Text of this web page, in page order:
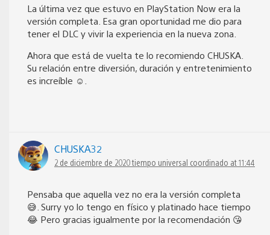
La última vez que estuvo en PlayStation Now era la
versión completa. Esa gran oportunidad me dio para
tener el DLC y vivir la experiencia en la nueva zona.
Ahora que está de vuelta te lo recomiendo CHUSKA.
Su relación entre diversión, duración y entretenimiento
es increíble ☺️.
CHUSKA32
2 de diciembre de 2020 tiempo universal coordinado at 11:44
Pensaba que aquella vez no era la versión completa
😅. Surry yo lo tengo en físico y platinado hace tiempo
😂 Pero gracias igualmente por la recomendación 😘